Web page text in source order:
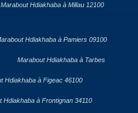
Marabout Hdiakhaba à Millau 12100
Hdiakhaba à Pamiers 09100
Marabout Hdiakhaba à Tarbes
Hdiakhaba à Figeac 46100
Hdiakhaba à Frontignan 34110